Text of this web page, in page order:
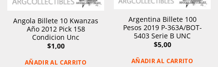
Angola Billete 10 Kwanzas
Año 2012 Pick 158
Condicion Unc
$1,00
AÑADIR AL CARRITO
Argentina Billete 100
Pesos 2019 P-363A/BOT-
5403 Serie B UNC
$5,00
AÑADIR AL CARRITO